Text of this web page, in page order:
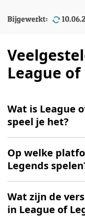
Bijgewerkt:
League
Wat is League
speel je het?
Op welke
Legends
Wat zijn de
in League of